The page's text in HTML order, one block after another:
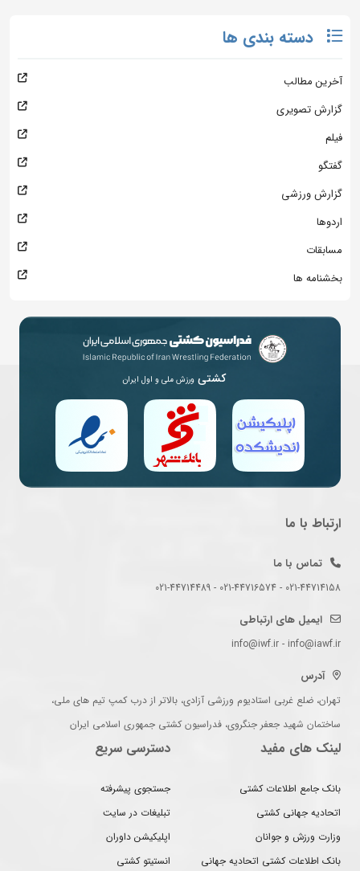
دسته بندی ها
آخرین مطالب
گزارش تصویری
فیلم
گفتگو
گزارش ورزشی
اردوها
مسابقات
بخشنامه ها
کشتی ورزش ملی و اول ایران
ارتباط با ما
تماس با ما
021-44714158 - 021-44716574 - 021-44714489
ایمیل های ارتباطی
info@iwf.ir - info@iawf.ir
آدرس
تهران، ضلع غربی استادیوم ورزشی آزادی، بالاتر از درب کمپ تیم های ملی،
ساختمان شهید جعفر جنگروی، فدراسیون کشتی جمهوری اسلامی ایران
لینک های مفید
بانک جامع اطلاعات کشتی
اتحادیه جهانی کشتی
وزارت ورزش و جوانان
بانک اطلاعات کشتی اتحادیه جهانی
دسترسی سریع
جستجوی پیشرفته
تبلیغات در سایت
اپلیکیشن داوران
انستیتو کشتی